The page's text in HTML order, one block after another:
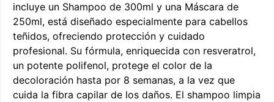
incluye un Shampoo de 300ml y una Máscara de
250ml, está diseñado especialmente para cabellos
teñidos, ofreciendo protección y cuidado
profesional. Su fórmula, enriquecida con resveratrol,
un potente polifenol, protege el color de la
decoloración hasta por 8 semanas, a la vez que
cuida la fibra capilar de los daños. El shampoo limpia